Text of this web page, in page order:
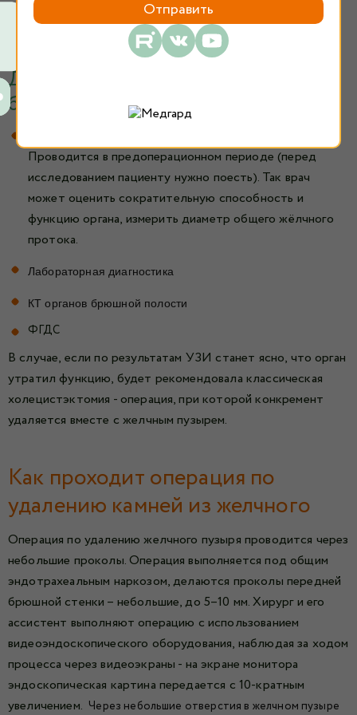
провести диагностику перед принятием серьезного
решения о методе лечения или операции.
Диагностика желчнокаменной
болезни
Проводится в предоперационном периоде (перед
исследованием пациенту нужно поесть). Так врач
может оценить сократительную способность и
функцию органа, измерить диаметр общего жёлчного
протока.
Лабораторная диагностика
КТ органов брюшной полости
ФГДС
В случае, если по результатам УЗИ станет ясно, что орган
утратил функцию, будет рекомендовала классическая
холецистэктомия - операция, при которой конкремент
удаляется вместе с желчным пузырем.
Как проходит операция по
удалению камней из желчного
Операция по удалению желчного пузыря проводится через
небольшие проколы. Операция выполняется под общим
эндотрахеальным наркозом, делаются проколы передней
брюшной стенки – небольшие, до 5–10 мм. Хирург и его
ассистент выполняют операцию с использованием
видеоэндоскопического оборудования, наблюдая за ходом
процесса через видеоэкраны - на экране монитора
эндоскопическая картина передается с 10-кратным
увеличением. Через небольшие отверстия в желчном пузыре